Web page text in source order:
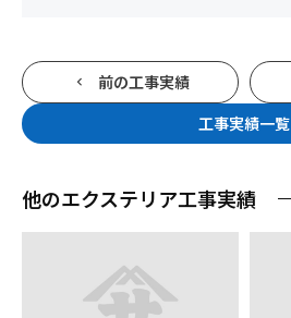
前の工事実績
工事実績一覧
他のエクステリア工事実績